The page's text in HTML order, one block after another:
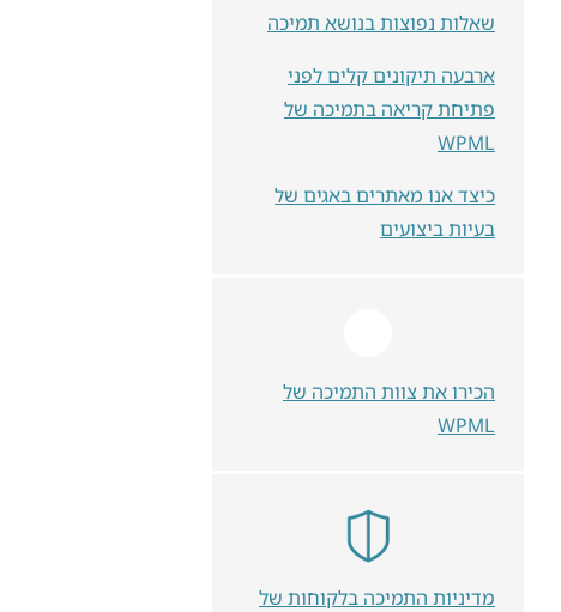
שאלות נפוצות בנושא תמיכה
ארבעה תיקונים קלים לפני
פתיחת קריאה בתמיכה של
WPML
כיצד אנו מאתרים באגים של
בעיות ביצועים
הכירו את צוות התמיכה של
WPML
מדיניות התמיכה בלקוחות של